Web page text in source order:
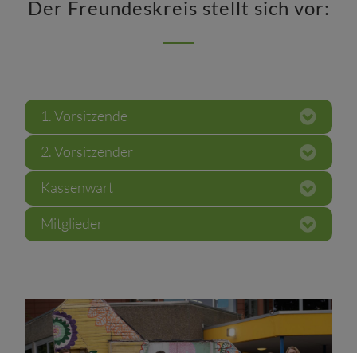
Der Freundeskreis stellt sich vor:
1. Vorsitzende
2. Vorsitzender
Kassenwart
Mitglieder
Kassenprüfer: Sabine Kirschner, Andreas Ritthaler